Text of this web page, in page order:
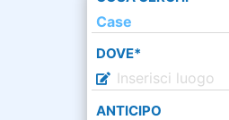
Case
DOVE*
ANTICIPO